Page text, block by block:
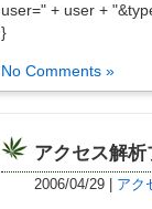
user=" + user +
}
No Comments »
アクセス解
2006/04/29 アク